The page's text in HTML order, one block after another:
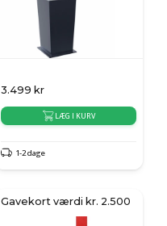
3.499 kr
LÆG I KURV
1-2 dage
Gavekort værdi kr. 2.500